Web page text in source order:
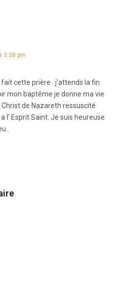
3:38 pm
cette prière . j’attends la fin
mon baptême je donne ma vie
de Nazareth ressuscité
l’ Esprit Saint. Je suis heureuse